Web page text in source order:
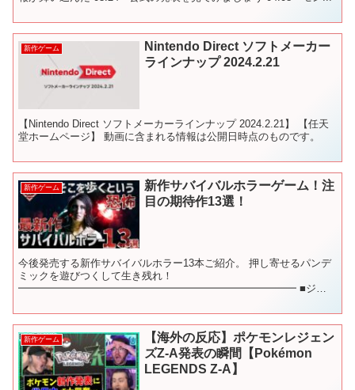
新作ゲーム
Nintendo Direct ソフトメーカー
ラインナップ 2024.2.21
【Nintendo Direct ソフトメーカーラインナップ 2024.2.21】 【任天
堂ホームページ】 動画に含まれる情報は公開日時点のものです。
新作ゲーム
新作サバイバルホラーゲーム！注
目の期待作13選！
今後発売する新作サバイバルホラー13本ご紹介。 押し寄せるパンデ
ミックを遊びつくして生き残れ！
━━━━━━━━━━━━━━━━━━━━━━━━━━━ ■ジャ
【高難易度アクシ...
新作ゲーム
【海外の反応】ポケモンレジェン
ズZ-A発表の瞬間【Pokémon
LEGENDS Z-A】